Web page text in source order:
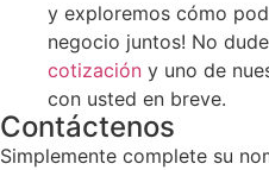
y exploremos cómo
negocio juntos! No
cotización y uno de
con usted en breve.
Contáctenos
Simplemente complete su